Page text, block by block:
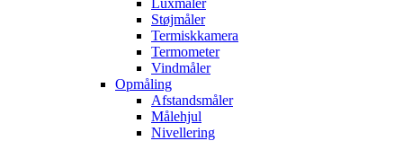
Luxmåler
Støjmåler
Termiskkamera
Termometer
Vindmåler
Opmåling
Afstandsmåler
Målehjul
Nivellering